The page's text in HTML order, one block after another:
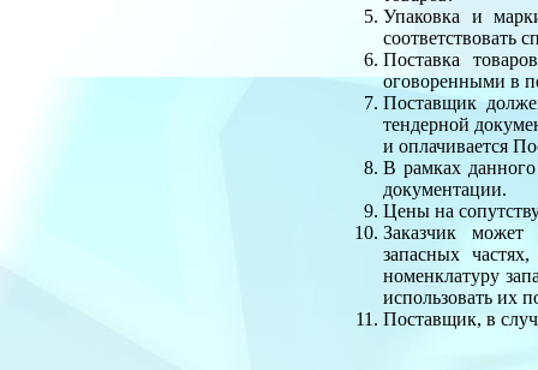
Упаковка и
соответствовать
Поставка
оговоренными в
Поставщик
тендерной
и оплачивается
В рамках
документации.
Цены на
Заказчик
запасных
номенклатуру
использовать их
Поставщик, в